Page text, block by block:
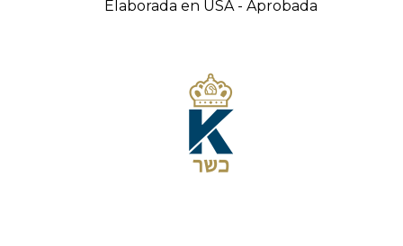
Elaborada en USA - Aprobada